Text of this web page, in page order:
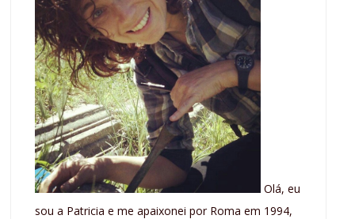
Olá, eu
sou a Patricia e me apaixonei por Roma em 1994,